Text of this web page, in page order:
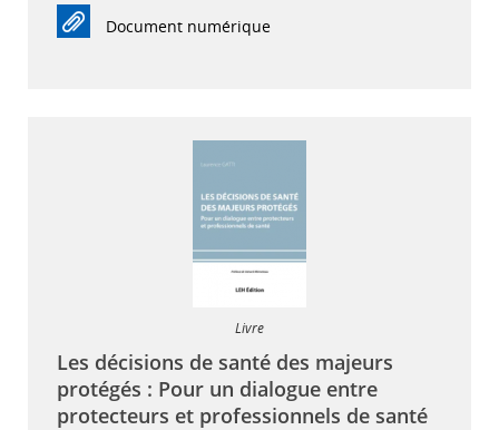
Document numérique
Livre
Les décisions de santé des majeurs
protégés : Pour un dialogue entre
protecteurs et professionnels de santé